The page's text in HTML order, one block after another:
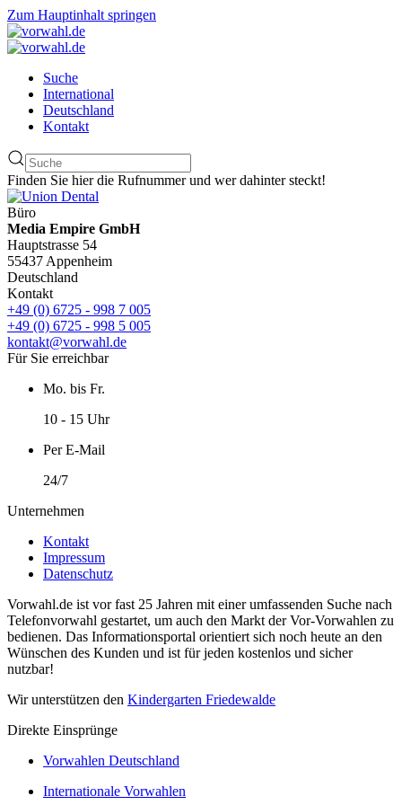
Zum Hauptinhalt springen
Suche
International
Deutschland
Kontakt
Finden Sie hier die Rufnummer und wer dahinter steckt!
Büro
Media Empire GmbH
Hauptstrasse 54
55437 Appenheim
Deutschland
Kontakt
+49 (0) 6725 - 998 7 005
+49 (0) 6725 - 998 5 005
kontakt@vorwahl.de
Für Sie erreichbar
Mo. bis Fr.
10 - 15 Uhr
Per E-Mail
24/7
Unternehmen
Kontakt
Impressum
Datenschutz
Vorwahl.de ist vor fast 25 Jahren mit einer umfassenden Suche nach
Telefonvorwahl gestartet, um auch den Markt der Vor-Vorwahlen zu
bedienen. Das Informationsportal orientiert sich noch heute an den
Wünschen des Kunden und ist für jeden kostenlos und sicher
nutzbar!
Wir unterstützen den Kindergarten Friedewalde
Direkte Einsprünge
Vorwahlen Deutschland
Internationale Vorwahlen